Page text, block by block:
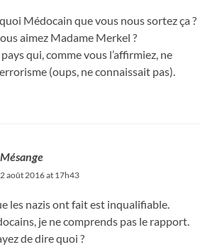
Médocain que vous nous sortez ça ?
aimez Madame Merkel ?
qui, comme vous l’affirmiez, ne
(oups, ne connaissait pas).
Mésange
2 août 2016 at 17h43
les nazis ont fait est inqualifiable.
je ne comprends pas le rapport.
de dire quoi ?